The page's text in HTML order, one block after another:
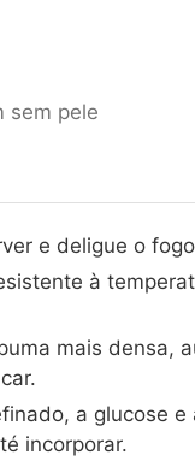
sem pele
e deligue o
à
mais densa,
a glucose
incorporar.